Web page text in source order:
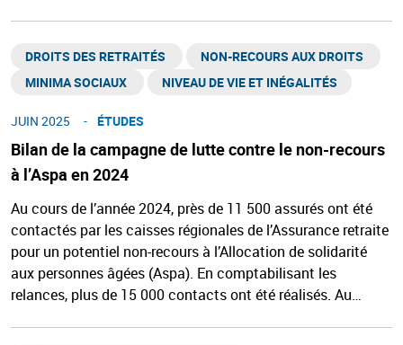
Bilan de la campagne de lutte contre le non-recours
à l’Aspa en 2024
DROITS DES RETRAITÉS ​
NON-RECOURS AUX DROITS ​
MINIMA SOCIAUX ​
NIVEAU DE VIE ET INÉGALITÉS​
JUIN 2025 ÉTUDES
Au cours de l’année 2024, près de 11 500 assurés ont été
contactés par les caisses régionales de l’Assurance retraite
pour un potentiel non-recours à l’Allocation de solidarité
aux personnes âgées (Aspa). En comptabilisant les
relances, plus de 15 000 contacts ont été réalisés. Au…